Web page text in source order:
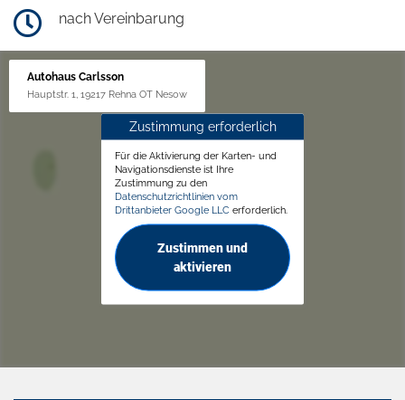
nach Vereinbarung
Autohaus Carlsson
Hauptstr. 1, 19217 Rehna OT Nesow
Zustimmung erforderlich
Für die Aktivierung der Karten- und
Navigationsdienste ist Ihre
Zustimmung zu den
Datenschutzrichtlinien vom
Drittanbieter Google LLC erforderlich.
Zustimmen und
aktivieren